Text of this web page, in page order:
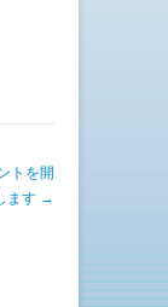
トを開
ます →